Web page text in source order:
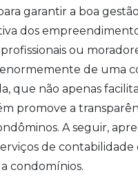
garantir a boa
dos
ou
de uma
que não apenas
promove a
A seguir,
de
condomínios.